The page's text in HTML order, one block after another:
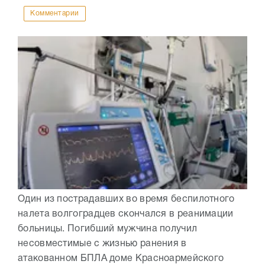
Комментарии
Один из пострадавших во время беспилотного
налета волгоградцев скончался в реанимации
больницы. Погибший мужчина получил
несовместимые с жизнью ранения в
атакованном БПЛА доме Красноармейского